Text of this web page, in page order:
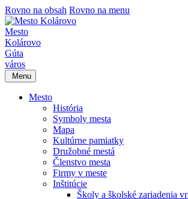
Rovno na obsah Rovno na menu
Mesto
Kolárovo
Gúta
város
Menu
Mesto
História
Symboly mesta
Mapa
Kultúrne pamiatky
Družobné mestá
Členstvo mesta
Firmy v meste
Inštitúcie
Školy a školské zariadenia